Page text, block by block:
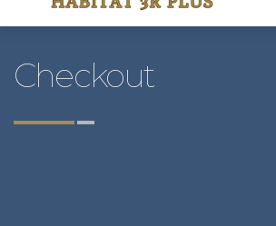
Checkout